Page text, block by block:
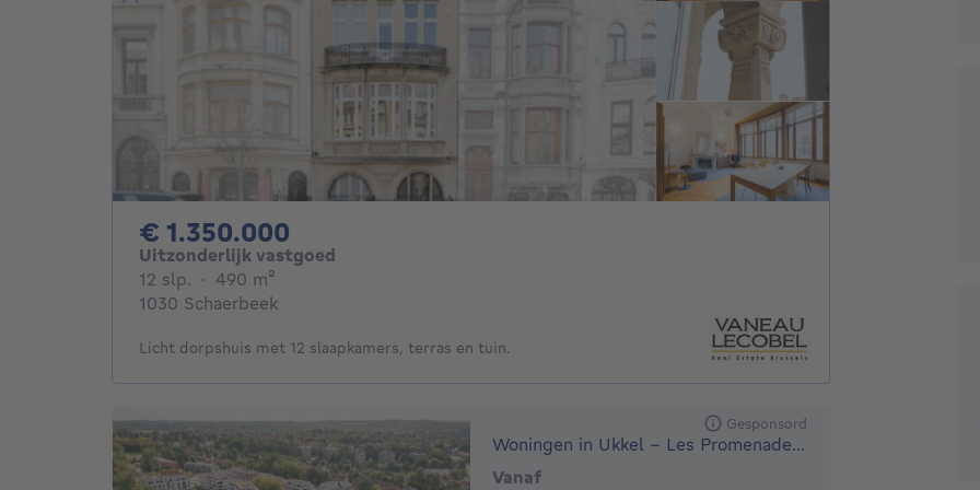
€ 1.350.000
Uitzonderlijk vastgoed
12 slp. 12 slaapkamers
· 490 m²
1030 Schaerbeek
Licht dorpshuis met 12 slaapkamers, terras en tuin.
Gesponsord
Woningen in Ukkel - Les Promenades d'Uccle
Vanaf